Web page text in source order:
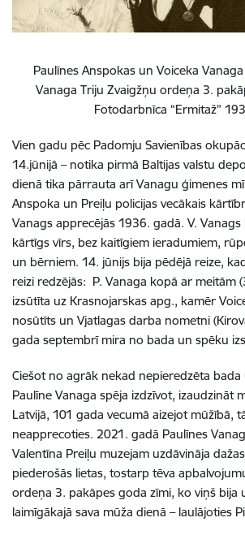
Paulīnes Anspokas un Voiceka
Vanaga Triju Zvaigžņu ordeņa 3.
Fotodarbnīca “Ermitaž”
Vien gadu pēc Padomju Savienības
14.jūnijā – notika pirmā Baltijas valstu
dienā tika pārrauta arī Vanagu ģimenes
Anspoka un Preiļu policijas vecākais
Vanags apprecējās 1936. gadā. V.
kārtīgs vīrs, bez kaitīgiem ieradumiem,
un bērniem. 14. jūnijs bija pēdējā reize,
reizi redzējās: P. Vanaga kopā ar meitām
izsūtīta uz Krasnojarskas apg., kamēr
nosūtīts un Vjatlagas darba nometni
gada septembrī mira no bada un spēku
Ciešot no agrāk nekad nepieredzēta
Paulīne Vanaga spēja izdzīvot, izaudzināt
Latvijā, 101 gada vecumā aizejot mūžībā,
neapprecoties. 2021. gadā Paulīnes
Valentīna Preiļu muzejam uzdāvināja
piederošās lietas, tostarp tēva
ordeņa 3. pakāpes goda zīmi, ko viņš bija
laimīgākajā sava mūža dienā – laulājoties